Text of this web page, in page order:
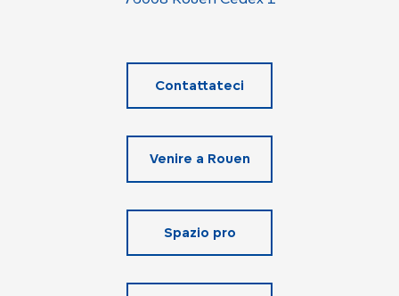
Contattateci
Venire a Rouen
Spazio pro